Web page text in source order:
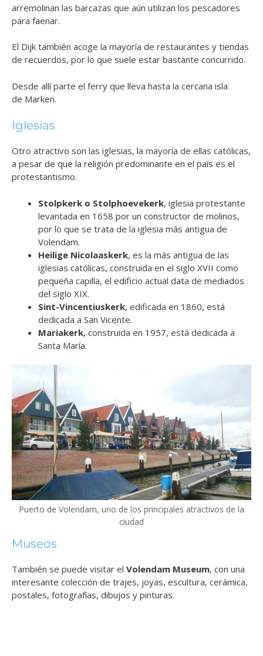
arremolinan las barcazas que aún utilizan los pescadores
para faenar.
El Dijk también acoge la mayoría de restaurantes y tiendas
de recuerdos, por lo que suele estar bastante concurrido.
Desde allí parte el ferry que lleva hasta la cercana isla
de Marken.
Iglesias
Otro atractivo son las iglesias, la mayoría de ellas católicas,
a pesar de que la religión predominante en el país es el
protestantismo.
Stolpkerk o Stolphoevekerk, iglesia protestante
levantada en 1658 por un constructor de molinos,
por lo que se trata de la iglesia más antigua de
Volendam.
Heilige Nicolaaskerk, es la más antigua de las
iglesias católicas, construida en el siglo XVII como
pequeña capilla, el edificio actual data de mediados
del siglo XIX.
Sint-Vincentiuskerk, edificada en 1860, está
dedicada a San Vicente.
Mariakerk, construida en 1957, está dedicada a
Santa María.
Puerto de Volendam, uno de los principales atractivos de la
ciudad
Museos
También se puede visitar el Volendam Museum, con una
interesante colección de trajes, joyas, escultura, cerámica,
postales, fotografías, dibujos y pinturas.